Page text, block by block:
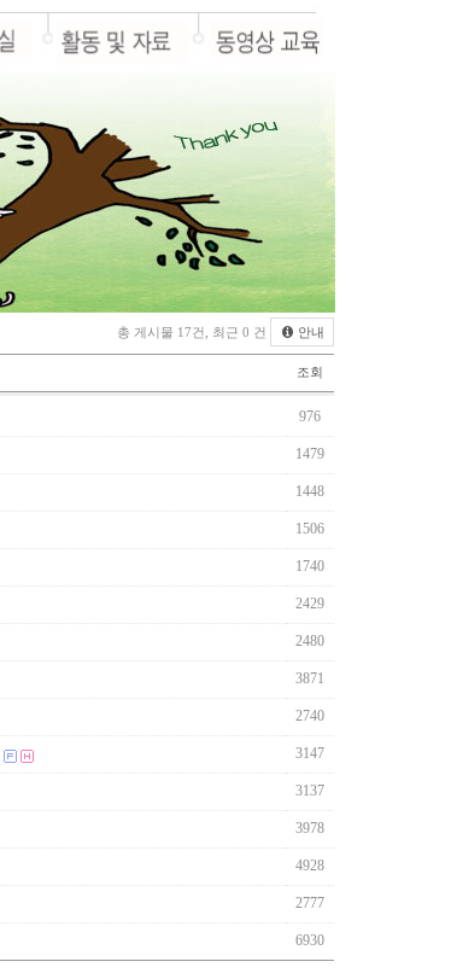
총 게시물 17건, 최근 0 건 안내
조회
976
1479
1448
1506
1740
2429
2480
3871
2740
3147
3137
3978
4928
2777
6930